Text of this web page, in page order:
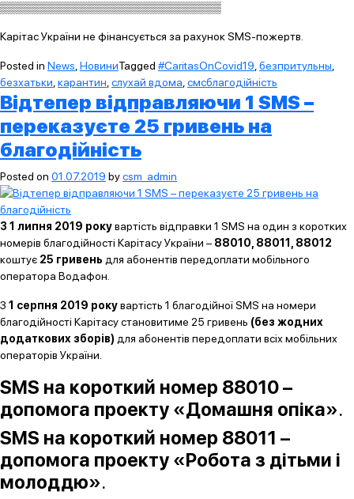
▒▒▒▒▒▒▒▒▒▒▒▒▒▒▒▒▒▒▒▒▒▒▒▒▒▒▒▒
Карітас України не фінансується за рахунок SMS-пожертв.
Posted in News НовиниTagged #CaritasOnCovid19 безпритульны
безхатьки карантин слухай вдома смсблагодійність
Відтепер відправляючи 1 SMS –
переказуєте 25 гривень на
благодійність
Posted on 01.07.2019 bycsm_admin
З 1 липня 2019 рокувартість відправки 1 SMS на один з коротких
номерів благодійності Карітасу України – 88010, 88011, 88012
коштує 25 гривень для абонентів передоплати мобільного
оператора Водафон.
З 1 серпня 2019 рокувартість 1 благодійної SMS на номери
благодійності Карітасу становитиме 25 гривень (без жодних
додаткових зборів) для абонентів передоплати всіх мобільних
операторів України.
SMS на короткий номер 88010 –
допомога проекту «Домашня опіка».
SMS на короткий номер 88011 –
допомога проекту «Робота з дітьми і
молоддю».